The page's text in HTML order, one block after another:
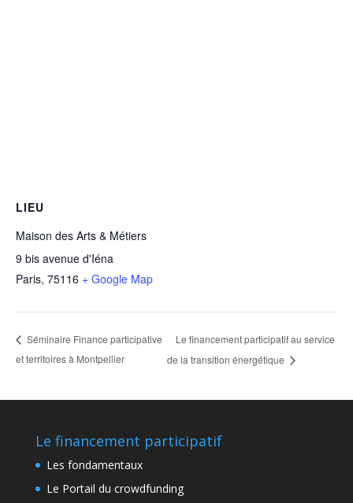
LIEU
Maison des Arts & Métiers
9 bis avenue d'Iéna
Paris, 75116 + Google Map
Séminaire Finance participative
et territoires à Montpellier
Le financement participatif au service
de la transition énergétique
Le financement participatif
Les fondamentaux
Le Portail du crowdfunding